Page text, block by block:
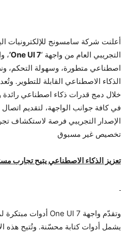
أعلنت شركة سامسونج للإلكترونيات
التجريبي العام من واجهة ‘One UI 7’ ،
اصطناعي متطورة، وسهولة التحكم،
الذكاء الاصطناعي القابلة للتطوير.
خلال دمج قدرات ذكاء اصطناعي رائدة
في كافة جوانب الواجهة، لتقديم
الإصدار التجريبي فرصة لاستكشاف
تخصيص غير مسبوق
تعزيز الذكاء الاصطناعي يتيح تجارب
وتقدّم واجهة One UI 7 أدوات مبتكرة لمنظومة
يشمل أدوات كتابة محسّنة. وتُتيح هذه